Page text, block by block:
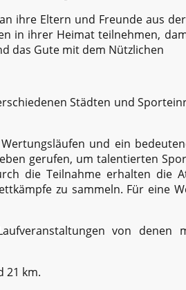
ihre Eltern und Freunde aus
in ihrer Heimat teilnehmen,
das Gute mit dem Nützlichen
Städten und
und ein
gerufen, um talentierten
die Teilnahme erhalten die
zu sammeln. Für eine
von denen
21 km.